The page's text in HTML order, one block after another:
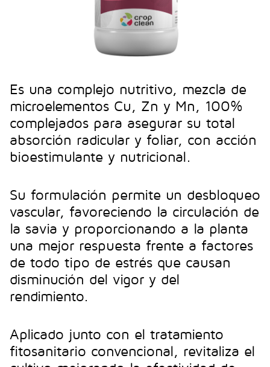
Es una complejo nutritivo, mezcla de
microelementos Cu, Zn y Mn, 100%
complejados para asegurar su total
absorción radicular y foliar, con acción
bioestimulante y nutricional.
Su formulación permite un desbloqueo
vascular, favoreciendo la circulación de
la savia y proporcionando a la planta
una mejor respuesta frente a factores
de todo tipo de estrés que causan
disminución del vigor y del
rendimiento.
Aplicado junto con el tratamiento
fitosanitario convencional, revitaliza el